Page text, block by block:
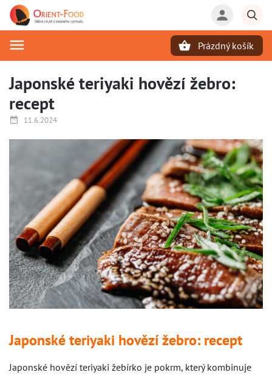
Prázdný košík
Japonské teriyaki hovězí žebro:
recept
11.6.2024
Japonské teriyaki hovězí žebro: recept
Japonské hovězí teriyaki žebírko je pokrm, který kombinuje